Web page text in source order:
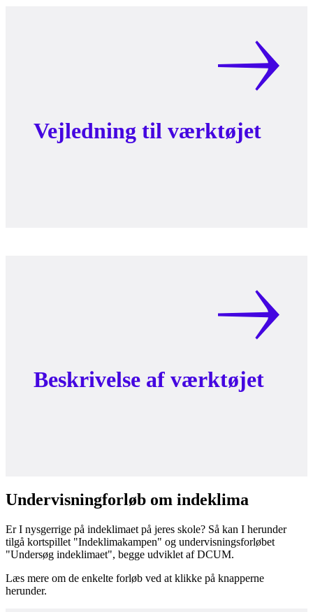
Vejledning til værktøjet
Beskrivelse af værktøjet
Undervisningforløb om indeklima
Er I nysgerrige på indeklimaet på jeres skole? Så kan I herunder
tilgå kortspillet "Indeklimakampen" og undervisningsforløbet
"Undersøg indeklimaet", begge udviklet af DCUM.
Læs mere om de enkelte forløb ved at klikke på knapperne
herunder.